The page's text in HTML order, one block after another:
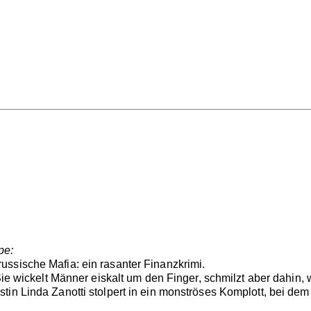
Mafia: ein rasanter Finanzkrimi.
wickelt Männer eiskalt um den Finger, schmilzt aber
Linda Zanotti stolpert in ein monströses Komplott, bei